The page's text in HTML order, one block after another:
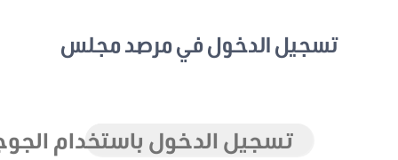
تسجيل الدخول في مرصد مجلس
تسجيل الدخول باستخدام الجوجل